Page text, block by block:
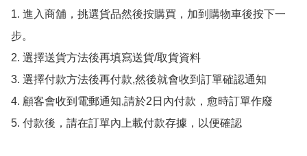
1. 進入商舖，挑選貨品然後按購買，加到購物車後按下一
步。
2. 選擇送貨方法後再填寫送貨/取貨資料
3. 選擇付款方法後再付款,然後就會收到訂單確認通知
4. 顧客會收到電郵通知,請於2日內付款，愈時訂單作廢
5. 付款後，請在訂單內上載付款存據，以便確認